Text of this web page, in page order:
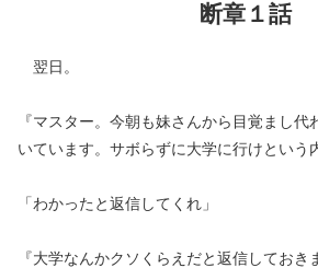
断章１話
翌日。
『マスター。今朝も妹さんから目覚まし代
いています。サボらずに大学に行けという
「わかったと返信してくれ」
『大学なんかクソくらえだと返信しておき